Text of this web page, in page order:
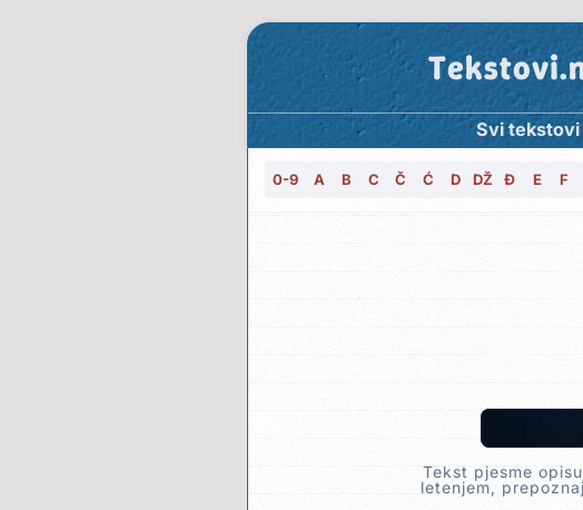
Svi tekstovi
0-9 A B C Č Ć D DŽ Đ E F
Tekst pjesme
letenjem,